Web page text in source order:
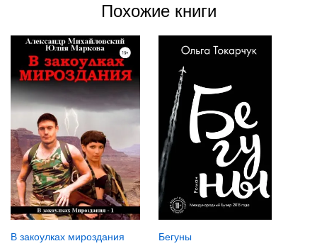
Похожие книги
В закоулках мироздания Бегуны